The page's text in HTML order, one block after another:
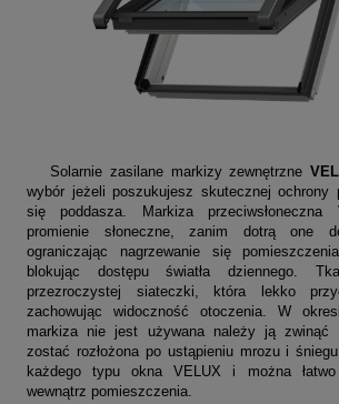
Solarnie zasilane markizy zewnętrzne
wybór jeżeli poszukujesz skutecznej ochrony
się poddasza. Markiza przeciwsłoneczna
promienie słoneczne, zanim dotrą one
ograniczając nagrzewanie się
blokując dostępu światła dziennego.
przezroczystej siateczki, która lekko
zachowując widoczność otoczenia. W
markiza nie jest używana należy ją zwinąć
zostać rozłożona po ustąpieniu mrozu i
każdego typu okna VELUX i można
wewnątrz pomieszczenia.